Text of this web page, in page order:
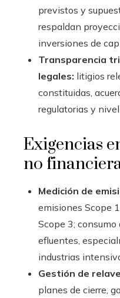
previstos y
respaldan
inversiones de
Transparencia
legales: litigios
constituidas,
regulatorias y
Exigencias
no
Medición de
emisiones Scope
Scope 3;
efluentes,
industrias
Gestión de
planes de cierre,